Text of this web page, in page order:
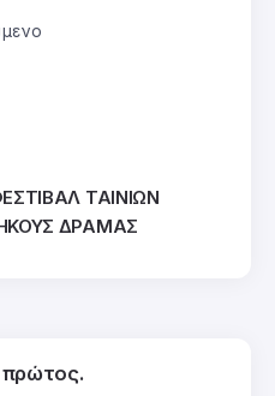
ΤΑΙΝΙΩΝ
ΔΡΑΜΑΣ
πρώτος.